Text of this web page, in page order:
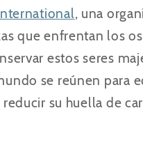
, una
que enfrentan los
estos seres
se reúnen para
su huella de